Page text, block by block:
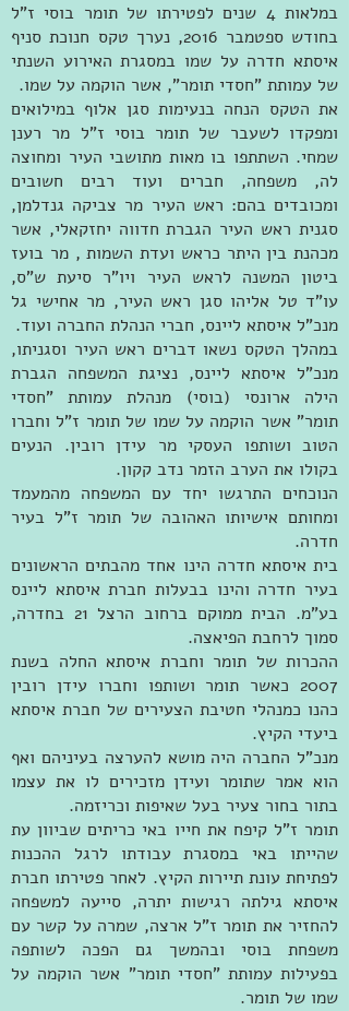
במלאות 4 שנים לפטירתו של תומר בוסי ז"ל
בחודש ספטמבר 2016, נערך טקס חנוכת סניף
איסתא חדרה על שמו במסגרת האירוע השנתי
של עמותת "חסדי תומר”, אשר הוקמה על שמו.
את הטקס הנחה בנעימות סגן אלוף במילואים
ומפקדו לשעבר של תומר בוסי ז"ל מר רענן
שמחי. השתתפו בו מאות מתושבי העיר ומחוצה
לה, משפחה, חברים ועוד רבים חשובים
ומכובדים בהם: ראש העיר מר צביקה גנדלמן,
סגנית ראש העיר הגברת חדווה יחזקאלי, אשר
מכהנת בין היתר כראש ועדת השמות , מר בועז
ביטון המשנה לראש העיר ויו"ר סיעת ש"ס,
עו"ד טל אליהו סגן ראש העיר, מר אחישי גל
מנכ"ל איסתא ליינס, חברי הנהלת החברה ועוד.
במהלך הטקס נשאו דברים ראש העיר וסגניתו,
מנכ"ל איסתא ליינס, נציגת המשפחה הגברת
הילה ארונסי (בוסי) מנהלת עמותת "חסדי
תומר" אשר הוקמה על שמו של תומר ז"ל וחברו
הטוב ושותפו העסקי מר עידן רובין. הנעים
בקולו את הערב הזמר נדב קקון.
הנוכחים התרגשו יחד עם המשפחה מהמעמד
ומחותם אישיותו האהובה של תומר ז"ל בעיר
חדרה.
בית איסתא חדרה הינו אחד מהבתים הראשונים
בעיר חדרה והינו בבעלות חברת איסתא ליינס
בע"מ. הבית ממוקם ברחוב הרצל 21 בחדרה,
סמוך לרחבת הפיאצה.
ההכרות של תומר וחברת איסתא החלה בשנת
2007 כאשר תומר ושותפו וחברו עידן רובין
כהנו כמנהלי חטיבת הצעירים של חברת איסתא
ביעדי הקיץ.
מנכ"ל החברה היה מושא להערצה בעיניהם ואף
הוא אמר שתומר ועידן מזכירים לו את עצמו
בתור בחור צעיר בעל שאיפות וכריזמה.
תומר ז"ל קיפח את חייו באי כריתים שביוון עת
שהייתו באי במסגרת עבודתו לרגל ההכנות
לפתיחת עונת תיירות הקיץ. לאחר פטירתו חברת
איסתא גילתה רגישות יתרה, סייעה למשפחה
להחזיר את תומר ז"ל ארצה, שמרה על קשר עם
משפחת בוסי ובהמשך גם הפכה לשותפה
בפעילות עמותת "חסדי תומר" אשר הוקמה על
שמו של תומר.